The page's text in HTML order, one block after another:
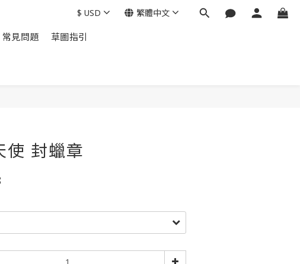
常見問題 草圖指引
$ USD 繁體中文
使 封蠟章